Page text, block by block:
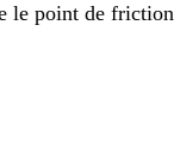
le point de friction